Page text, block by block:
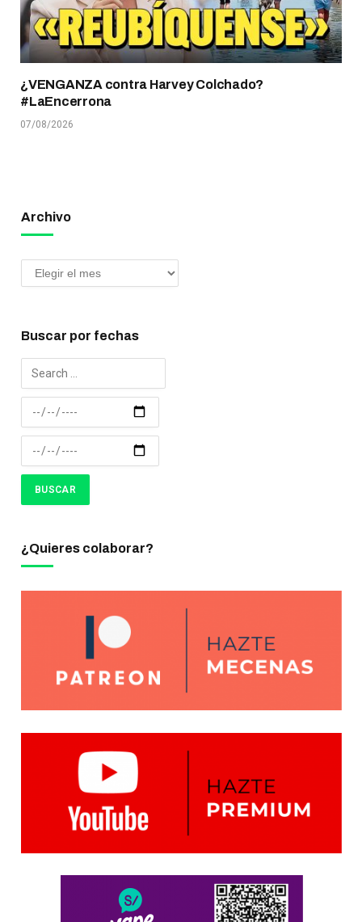
¿VENGANZA contra Harvey Colchado?
#LaEncerrona
07/08/2026
Archivo
Buscar por fechas
¿Quieres colaborar?